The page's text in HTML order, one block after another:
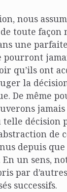
nous
toute façon
une
pourront
qu’ils ont
la
De même
décision
de
depuis
un sens,
par
successifs.